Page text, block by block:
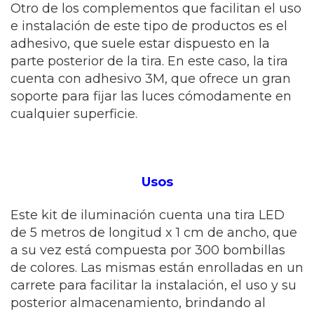
Otro de los complementos que facilitan el uso
e instalación de este tipo de productos es el
adhesivo, que suele estar dispuesto en la
parte posterior de la tira. En este caso, la tira
cuenta con adhesivo 3M, que ofrece un gran
soporte para fijar las luces cómodamente en
cualquier superficie.
Usos
Este kit de iluminación cuenta una tira LED
de 5 metros de longitud x 1 cm de ancho, que
a su vez está compuesta por 300 bombillas
de colores. Las mismas están enrolladas en un
carrete para facilitar la instalación, el uso y su
posterior almacenamiento, brindando al